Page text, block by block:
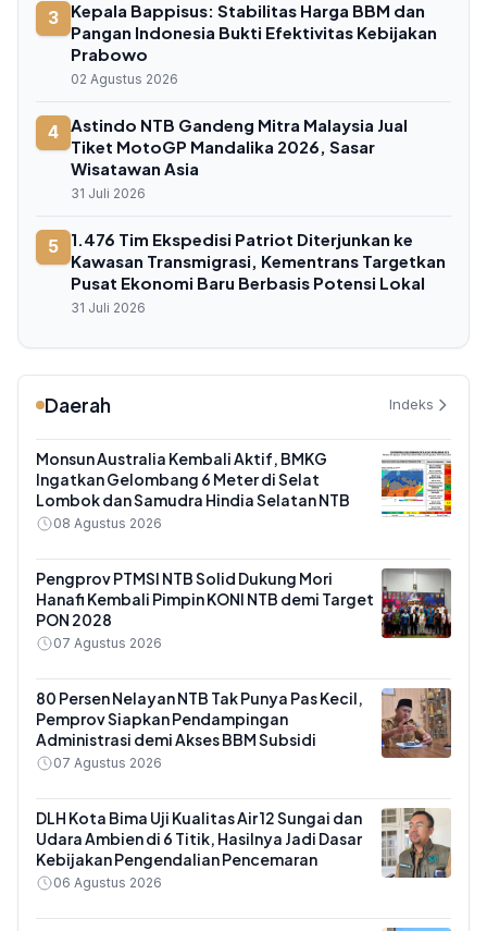
3
Kepala Bappisus: Stabilitas Harga BBM dan
Pangan Indonesia Bukti Efektivitas Kebijakan
Prabowo
02 Agustus 2026
4 Astindo NTB Gandeng Mitra Malaysia Jual
Tiket MotoGP Mandalika 2026, Sasar
Wisatawan Asia
31 Juli 2026
5
1.476 Tim Ekspedisi Patriot Diterjunkan ke
Kawasan Transmigrasi, Kementrans Targetkan
Pusat Ekonomi Baru Berbasis Potensi Lokal
31 Juli 2026
Daerah Indeks
Monsun Australia Kembali Aktif, BMKG
Ingatkan Gelombang 6 Meter di Selat
Lombok dan Samudra Hindia Selatan NTB
08 Agustus 2026
Pengprov PTMSI NTB Solid Dukung Mori
Hanafi Kembali Pimpin KONI NTB demi Target
PON 2028
07 Agustus 2026
80 Persen Nelayan NTB Tak Punya Pas Kecil,
Pemprov Siapkan Pendampingan
Administrasi demi Akses BBM Subsidi
07 Agustus 2026
DLH Kota Bima Uji Kualitas Air 12 Sungai dan
Udara Ambien di 6 Titik, Hasilnya Jadi Dasar
Kebijakan Pengendalian Pencemaran
06 Agustus 2026